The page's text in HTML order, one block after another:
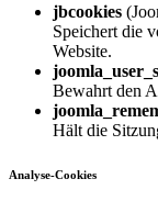
jbcookies
Speichert die
Website.
Bewahrt den
Hält die
Analyse-Cookies